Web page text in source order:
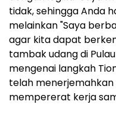
tidak, sehingga Anda
melainkan "Saya
agar kita dapat
tambak udang di
mengenai langkah
telah menerjemahkan
mempererat kerja